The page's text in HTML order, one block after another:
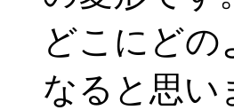
どこにど
なると思い